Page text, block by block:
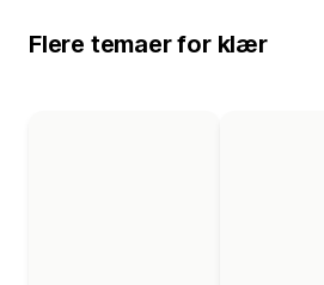
Flere temaer for klær